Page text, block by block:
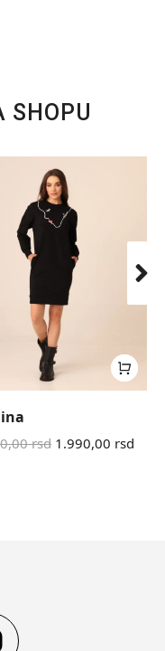
SHOPU
rsd 1.990,00 rsd